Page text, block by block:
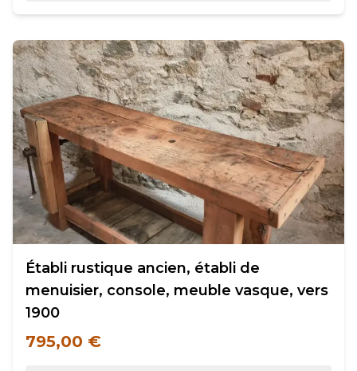
Établi rustique ancien, établi de
menuisier, console, meuble vasque, vers
1900
795,00 €